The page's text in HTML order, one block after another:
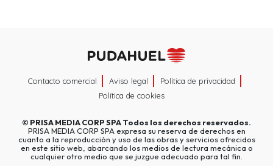
Contacto comercial Aviso legal
Política de privacidad
Política de cookies
© PRISA MEDIA CORP SPATodos los derechos reservados.
PRISA MEDIA CORP SPA expresa su reserva de derechos en
cuanto a la reproducción y uso de las obras y servicios ofrecidos
en este sitio web, abarcando los medios de lectura mecánica o
cualquier otro medio que se juzgue adecuado para tal fin.